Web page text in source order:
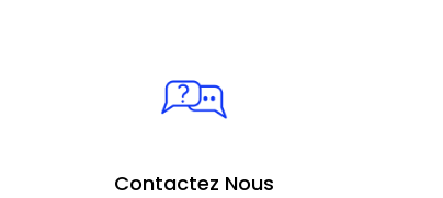
Contactez Nous